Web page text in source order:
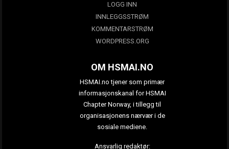
LOGG INN
INNLEGGSSTRØM
KOMMENTARSTRØM
WORDPRESS.ORG
OM HSMAI.NO
HSMAI.no tjener som primær
informasjonskanal for HSMAI
Chapter Norway, i tillegg til
organisasjonens nærvær i de
sosiale mediene.
Ansvarlig redaktør: